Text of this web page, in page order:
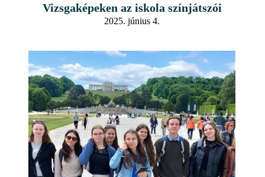
Vizsgaképeken az iskola színjátszói
2025. június 4.